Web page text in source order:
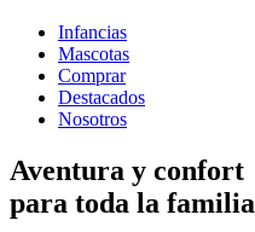
Infancias
Mascotas
Comprar
Destacados
Nosotros
Aventura y confort
para toda la familia